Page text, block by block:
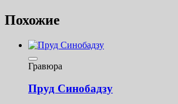
Похожие
Гравюра
Пруд Синобадзу